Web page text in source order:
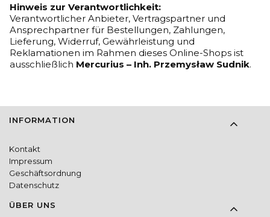
Hinweis zur Verantwortlichkeit:
Verantwortlicher Anbieter, Vertragspartner und
Ansprechpartner für Bestellungen, Zahlungen,
Lieferung, Widerruf, Gewährleistung und
Reklamationen im Rahmen dieses Online-Shops ist
ausschließlich Mercurius – Inh. Przemysław Sudnik.
Fußzeilenmenü
INFORMATION
Kontakt
Impressum
Geschäftsordnung
Datenschutz
ÜBER UNS